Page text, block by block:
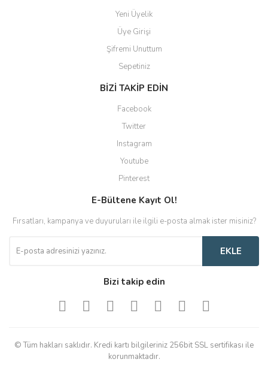
Yeni Üyelik
Üye Girişi
Şifremi Unuttum
Sepetiniz
BİZİ TAKİP EDİN
Facebook
Twitter
Instagram
Youtube
Pinterest
E-Bültene Kayıt Ol!
Fırsatları, kampanya ve duyuruları ile ilgili e-posta almak ister misiniz?
EKLE
Bizi takip edin
© Tüm hakları saklıdır. Kredi kartı bilgileriniz 256bit SSL sertifikası ile
korunmaktadır.